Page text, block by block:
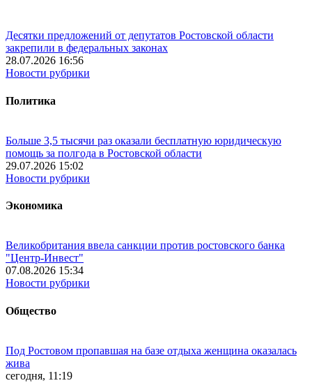
Десятки предложений от депутатов Ростовской области
закрепили в федеральных законах
28.07.2026 16:56
Новости рубрики
Политика
Больше 3,5 тысячи раз оказали бесплатную юридическую
помощь за полгода в Ростовской области
29.07.2026 15:02
Новости рубрики
Экономика
Великобритания ввела санкции против ростовского банка
"Центр-Инвест"
07.08.2026 15:34
Новости рубрики
Общество
Под Ростовом пропавшая на базе отдыха женщина оказалась
жива
сегодня, 11:19